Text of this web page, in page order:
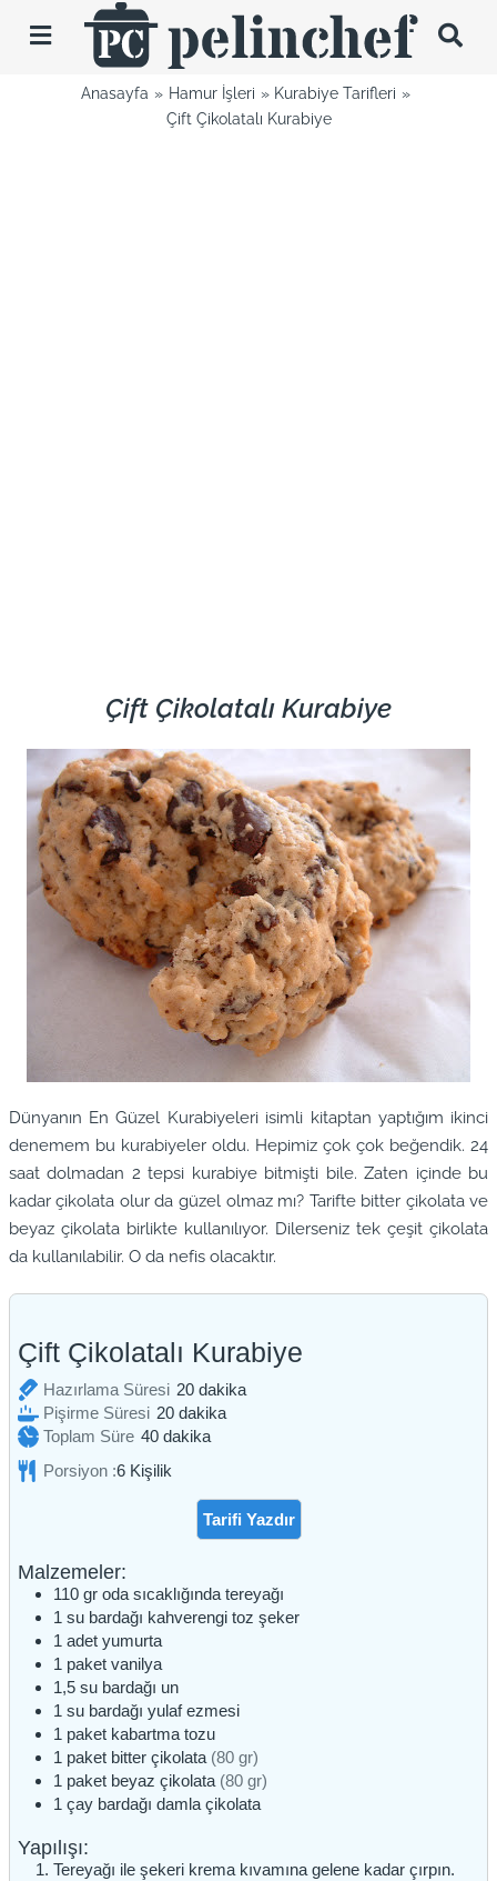
Toggle
Navigation
TariflerAnasayfa Hamur İşleri
Kurabiye Tarifleri
Çift Çikolatalı Kurabiye
Çift Çikolatalı Kurabiye
Dünyanın En Güzel Kurabiyeleri isimli kitaptan yaptığım ikinci
denemem bu kurabiyeler oldu. Hepimiz çok çok beğendik. 24
saat dolmadan 2 tepsi kurabiye bitmişti bile. Zaten içinde bu
kadar çikolata olur da güzel olmaz mı? Tarifte bitter çikolata ve
beyaz çikolata birlikte kullanılıyor. Dilerseniz tek çeşit çikolata
da kullanılabilir. O da nefis olacaktır.
Çift Çikolatalı Kurabiye
Hazırlama Süresi 20dakika
dakika
Pişirme Süresi 20dakika
dakika
Toplam Süre 40dakika
dakika
Porsiyon :6 Kişilik
Tarifi Yazdır
Malzemeler:
110 gr oda sıcaklığında tereyağı
1 su bardağı kahverengi toz şeker
1 adet yumurta
1 paket vanilya
1,5 su bardağı un
1 su bardağı yulaf ezmesi
1 paket kabartma tozu
1 paket bitter çikolata (80 gr)
1 paket beyaz çikolata (80 gr)
1 çay bardağı damla çikolata
Yapılışı:
Tereyağı ile şekeri krema kıvamına gelene kadar çırpın.